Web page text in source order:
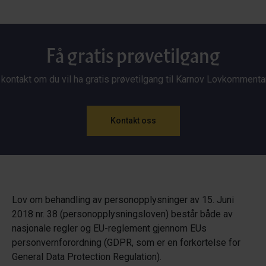
Få gratis prøvetilgang
kontakt om du vil ha gratis prøvetilgang til Karnov
Kontakt oss
Lov om behandling av personopplysninger av 15. Juni
2018 nr. 38 (personopplysningsloven) består både av
nasjonale regler og EU-reglement gjennom EUs
personvernforordning (GDPR, som er en forkortelse for
General Data Protection Regulation).